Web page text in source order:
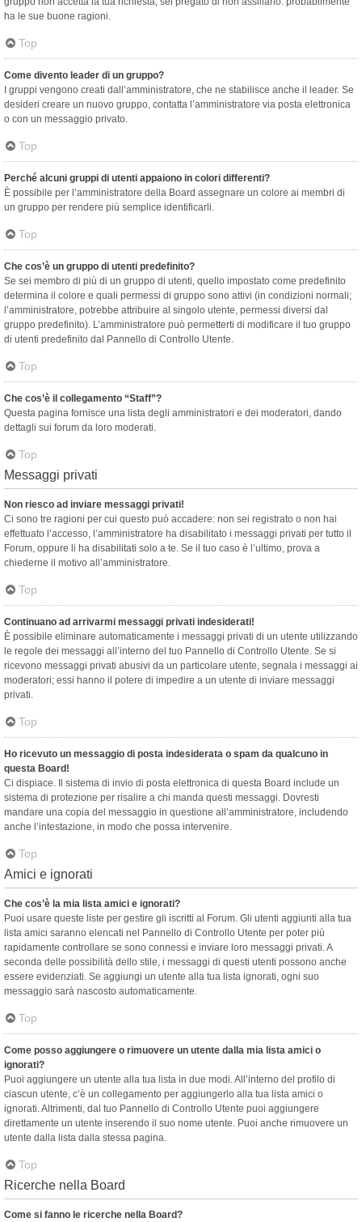
ha le sue buone ragioni.
Top
Come divento leader di un gruppo?
I gruppi vengono creati dall’amministratore, che ne stabilisce anche il leader. Se
desideri creare un nuovo gruppo, contatta l’amministratore via posta elettronica
o con un messaggio privato.
Top
Perché alcuni gruppi di utenti appaiono in colori differenti?
È possibile per l’amministratore della Board assegnare un colore ai membri di
un gruppo per rendere più semplice identificarli.
Top
Che cos’è un gruppo di utenti predefinito?
Se sei membro di più di un gruppo di utenti, quello impostato come predefinito
determina il colore e quali permessi di gruppo sono attivi (in condizioni normali;
l’amministratore, potrebbe attribuire al singolo utente, permessi diversi dal
gruppo predefinito). L’amministratore può permetterti di modificare il tuo gruppo
di utenti predefinito dal Pannello di Controllo Utente.
Top
Che cos’è il collegamento “Staff”?
Questa pagina fornisce una lista degli amministratori e dei moderatori, dando
dettagli sui forum da loro moderati.
Top
Messaggi privati
Non riesco ad inviare messaggi privati!
Ci sono tre ragioni per cui questo può accadere: non sei registrato o non hai
effettuato l’accesso, l’amministratore ha disabilitato i messaggi privati per tutto il
Forum, oppure li ha disabilitati solo a te. Se il tuo caso è l’ultimo, prova a
chiederne il motivo all’amministratore.
Top
Continuano ad arrivarmi messaggi privati indesiderati!
È possibile eliminare automaticamente i messaggi privati ​​di un utente utilizzando
le regole dei messaggi all’interno del tuo Pannello di Controllo Utente. Se si
ricevono messaggi privati ​​abusivi da un particolare utente, segnala i messaggi ai
moderatori; essi hanno il potere di impedire a un utente di inviare messaggi
privati​​.
Top
Ho ricevuto un messaggio di posta indesiderata o spam da qualcuno in
questa Board!
Ci dispiace. Il sistema di invio di posta elettronica di questa Board include un
sistema di protezione per risalire a chi manda questi messaggi. Dovresti
mandare una copia del messaggio in questione all’amministratore, includendo
anche l’intestazione, in modo che possa intervenire.
Top
Amici e ignorati
Che cos’è la mia lista amici e ignorati?
Puoi usare queste liste per gestire gli iscritti al Forum. Gli utenti aggiunti alla tua
lista amici saranno elencati nel Pannello di Controllo Utente per poter più
rapidamente controllare se sono connessi e inviare loro messaggi privati. A
seconda delle possibilità dello stile, i messaggi di questi utenti possono anche
essere evidenziati. Se aggiungi un utente alla tua lista ignorati, ogni suo
messaggio sarà nascosto automaticamente.
Top
Come posso aggiungere o rimuovere un utente dalla mia lista amici o
ignorati?
Puoi aggiungere un utente alla tua lista in due modi. All’interno del profilo di
ciascun utente, c’è un collegamento per aggiungerlo alla tua lista amici o
ignorati. Altrimenti, dal tuo Pannello di Controllo Utente puoi aggiungere
direttamente un utente inserendo il suo nome utente. Puoi anche rimuovere un
utente dalla lista dalla stessa pagina.
Top
Ricerche nella Board
Come si fanno le ricerche nella Board?